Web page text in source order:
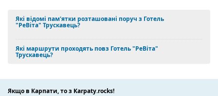
Які відомі пам'ятки розташовані поруч з Готель
"РеВіта" Трускавець?
Які маршрути проходять повз Готель "РеВіта"
Трускавець?
Якщо в Карпати, то з Karpaty.rocks!